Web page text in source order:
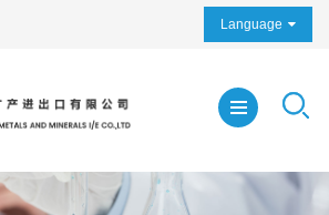
Language